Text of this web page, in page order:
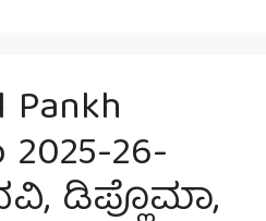
Pankh
2025-26-
ಡಿಪ್ಲೊಮಾ,